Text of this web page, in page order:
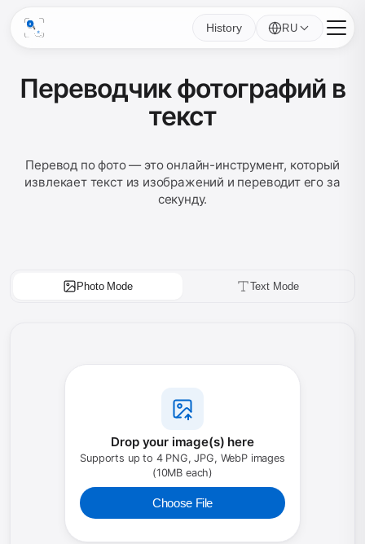
History RU
Переводчик фотографий в
текст
Перевод по фото — это онлайн-инструмент, который
извлекает текст из изображений и переводит его за
секунду.
Photo Mode Text Mode
Drop your image(s) here
Supports up to 4 PNG, JPG, WebP images
(10MB each)
Choose File